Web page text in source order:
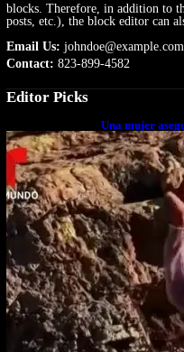
blocks. Therefore, in addition to
posts, etc.), the block editor can
Email Us: johndoe@example.com
Contact: 823-899-4582
Editor Picks
Una mujer
cuerpo a cuerpo